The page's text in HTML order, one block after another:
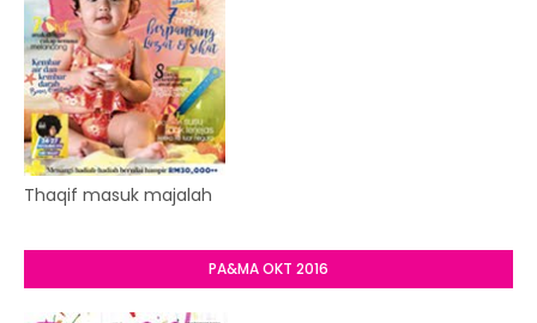
Thaqif masuk majalah
PA&MA OKT 2016